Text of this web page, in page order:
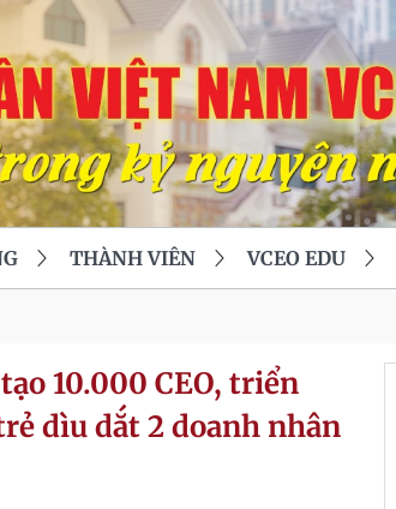
THÀNH VIÊN VCEO EDU
10.000 CEO, triển
dìu dắt 2 doanh nhân